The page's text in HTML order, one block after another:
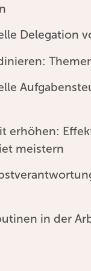
Delegation
erhöhen:
meistern
in der